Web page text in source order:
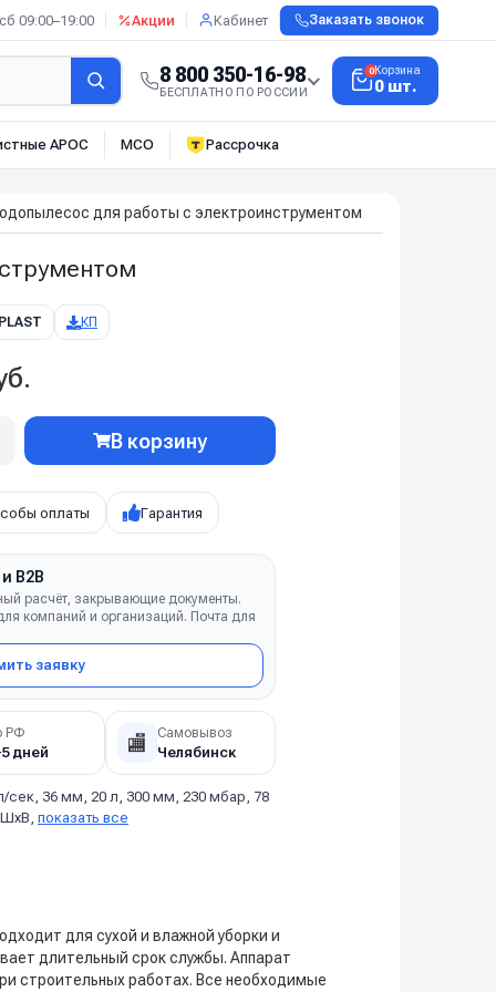
09:00–19:00 Акции Кабинет Заказать звонок
8 800 350-16-98
БЕСПЛАТНО ПО РОССИИ
0Корзина
0 шт.
АРОС МСО Рассрочка
для работы с электроинструментом
КП
В корзину
оплаты Гарантия
B2B
расчёт, закрывающие документы.
компаний и организаций. Почта для
заявку
РФ
дней 🏬 Самовывоз
Челябинск
сек, 36 мм, 20 л, 300 мм, 230 мбар, 78
показать все
для сухой и влажной уборки и
длительный срок службы. Аппарат
строительных работах. Все необходимые